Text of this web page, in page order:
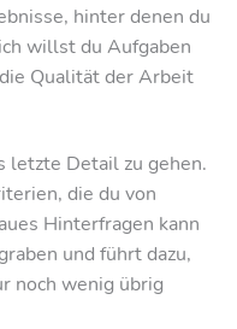
hinter denen du
willst du Aufgaben
Qualität der Arbeit
letzte Detail zu gehen.
die du von
Hinterfragen kann
und führt dazu,
noch wenig übrig